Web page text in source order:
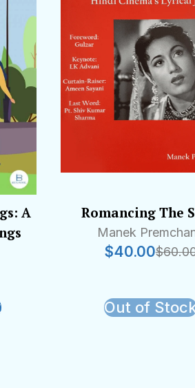
A
Romancing The
Manek
$
$40.00
Out of